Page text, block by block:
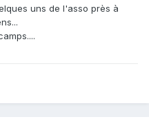
uns de l'asso près à